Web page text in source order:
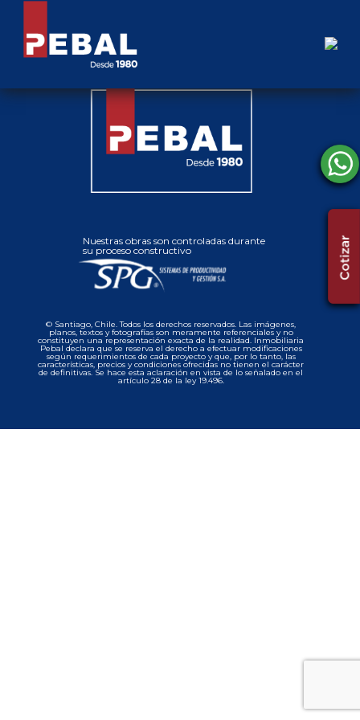
Nuestras obras son controladas durante
su proceso constructivo
© Santiago, Chile. Todos los derechos reservados. Las imágenes,
planos, textos y fotografías son meramente referenciales y no
constituyen una representación exacta de la realidad. Inmobiliaria
Pebal declara que se reserva el derecho a efectuar modificaciones
según requerimientos de cada proyecto y que, por lo tanto, las
características, precios y condiciones ofrecidas no tienen el carácter
de definitivas. Se hace esta aclaración en vista de lo señalado en el
artículo 28 de la ley 19.496.